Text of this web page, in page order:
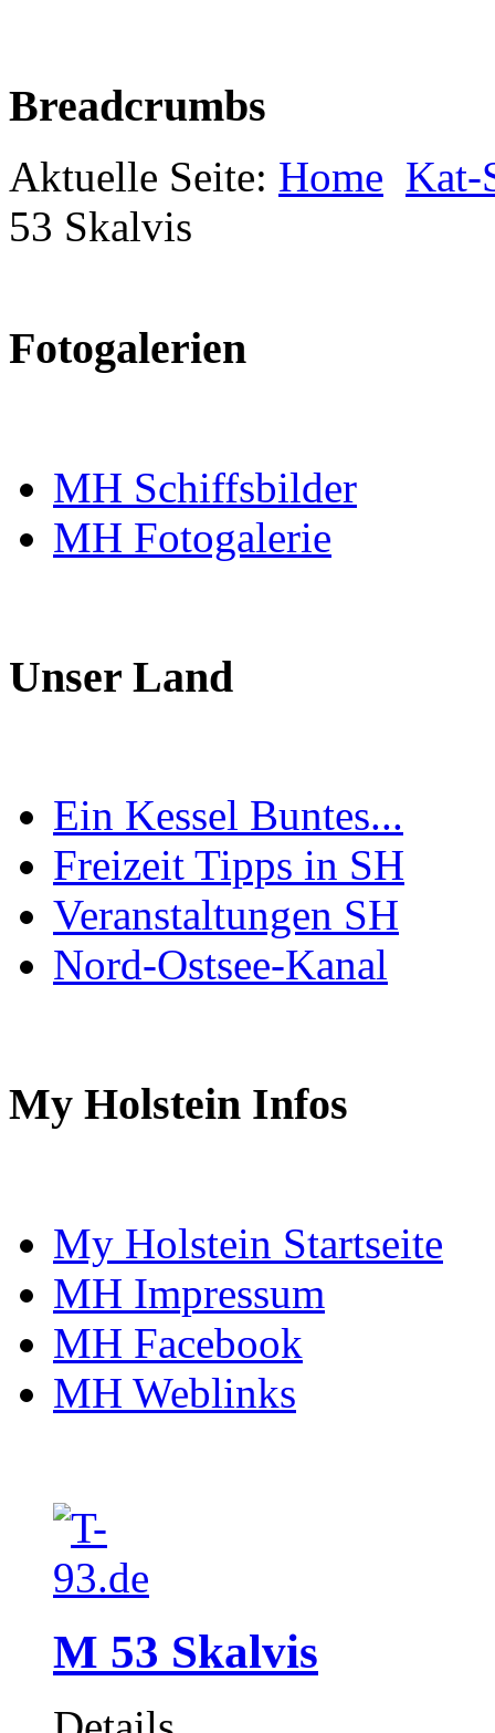
Breadcrumbs
Aktuelle Seite: Home Kat-
53 Skalvis
Fotogalerien
MH Schiffsbilder
MH Fotogalerie
Unser Land
Ein Kessel Buntes...
Freizeit Tipps in SH
Veranstaltungen SH
Nord-Ostsee-Kanal
My Holstein Infos
My Holstein Startseite
MH Impressum
MH Facebook
MH Weblinks
M 53 Skalvis